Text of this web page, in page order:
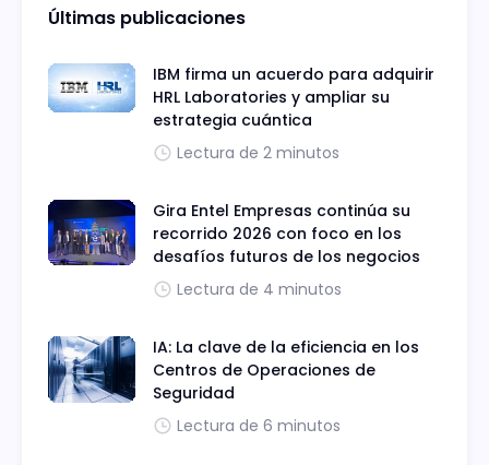
Últimas publicaciones
IBM firma un acuerdo para adquirir
HRL Laboratories y ampliar su
estrategia cuántica
Lectura de 2 minutos
Gira Entel Empresas continúa su
recorrido 2026 con foco en los
desafíos futuros de los negocios
Lectura de 4 minutos
IA: La clave de la eficiencia en los
Centros de Operaciones de
Seguridad
Lectura de 6 minutos